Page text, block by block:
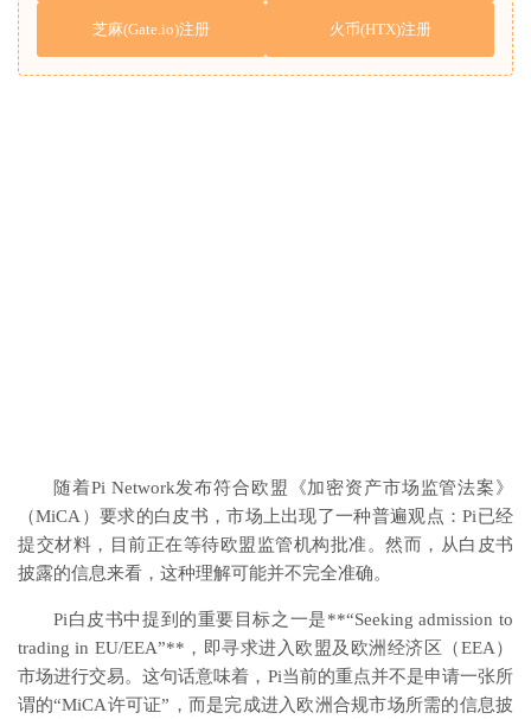
芝麻(Gate.io)注册 火币(HTX)注册
随着Pi Network发布符合欧盟《加密资产市场监管法案》
（MiCA）要求的白皮书，市场上出现了一种普遍观点：Pi已经
提交材料，目前正在等待欧盟监管机构批准。然而，从白皮书
披露的信息来看，这种理解可能并不完全准确。
Pi白皮书中提到的重要目标之一是**“Seeking admission to
trading in EU/EEA”**，即寻求进入欧盟及欧洲经济区（EEA）
市场进行交易。这句话意味着，Pi当前的重点并不是申请一张所
谓的“MiCA许可证”，而是完成进入欧洲合规市场所需的信息披